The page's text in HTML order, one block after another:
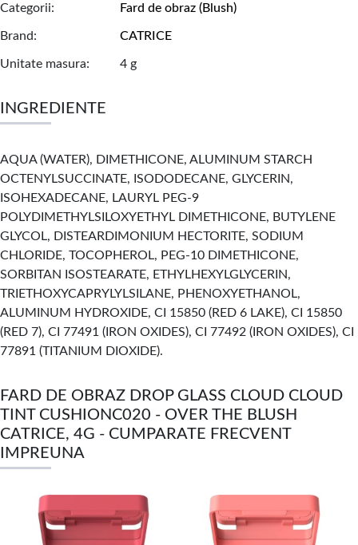
Categorii Fard de obraz (Blush)
Brand CATRICE
Unitate masura 4 g
INGREDIENTE
AQUA (WATER), DIMETHICONE, ALUMINUM STARCH
OCTENYLSUCCINATE, ISODODECANE, GLYCERIN,
ISOHEXADECANE, LAURYL PEG-9
POLYDIMETHYLSILOXYETHYL DIMETHICONE, BUTYLENE
GLYCOL, DISTEARDIMONIUM HECTORITE, SODIUM
CHLORIDE, TOCOPHEROL, PEG-10 DIMETHICONE,
SORBITAN ISOSTEARATE, ETHYLHEXYLGLYCERIN,
TRIETHOXYCAPRYLYLSILANE, PHENOXYETHANOL,
ALUMINUM HYDROXIDE, CI 15850 (RED 6 LAKE), CI 15850
(RED 7), CI 77491 (IRON OXIDES), CI 77492 (IRON OXIDES), CI
77891 (TITANIUM DIOXIDE).
FARD DE OBRAZ DROP GLASS CLOUD CLOUD
TINT CUSHIONC020 - OVER THE BLUSH
CATRICE, 4G - CUMPARATE FRECVENT
IMPREUNA